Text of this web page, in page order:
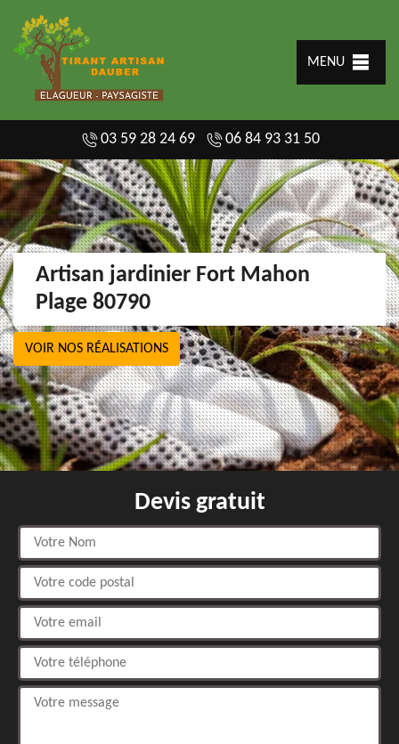
MENU
03 59 28 24 69 06 84 93 31 50
Artisan jardinier Fort Mahon
Plage 80790
VOIR NOS RÉALISATIONS
Devis gratuit